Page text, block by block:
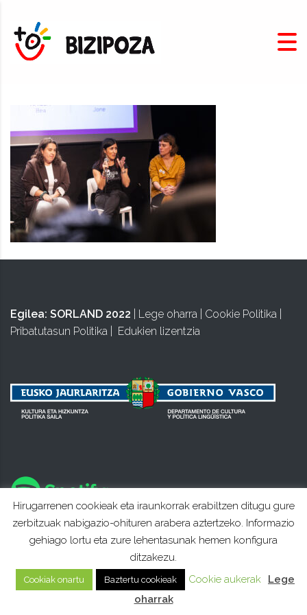
Egilea: SORLAND 2022 Lege oharra Cookie Politika
Pribatutasun Politika
Edukien lizentzia
Hirugarrenen cookieak eta iraunkorrak erabiltzen ditugu gure
zerbitzuak nabigazio-ohituren arabera aztertzeko. Informazio
gehiago lortu eta zure lehentasunak hemen konfigura
ditzakezu.
Cookiak onartu Baztertu cookieak Cookie aukerak
Lege
oharrak